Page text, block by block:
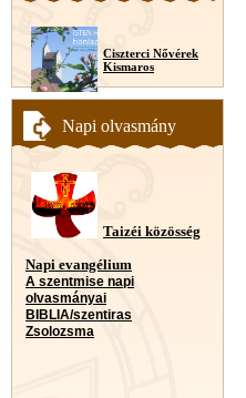
Ciszterci Nővérek
Kismaros
Napi olvasmány
Taizéi közösség
Napi evangélium
A szentmise napi
olvasmányai
BIBLIA/szentiras
Zsolozsma